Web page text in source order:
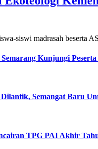
siswi madrasah beserta
Kunjungi
Semangat Baru
TPG PAI Akhir